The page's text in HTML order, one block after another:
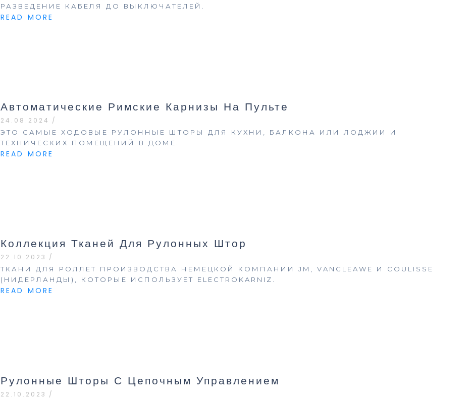
РАЗВЕДЕНИЕ КАБЕЛЯ ДО ВЫКЛЮЧАТЕЛЕЙ.
READ MORE
Автоматические Римские Карнизы На Пульте
24.08.2024 /
ЭТО САМЫЕ ХОДОВЫЕ РУЛОННЫЕ ШТОРЫ ДЛЯ КУХНИ, БАЛКОНА ИЛИ ЛОДЖИИ И
ТЕХНИЧЕСКИХ ПОМЕЩЕНИЙ В ДОМЕ.
READ MORE
Коллекция Тканей Для Рулонных Штор
22.10.2023 /
ТКАНИ ДЛЯ РОЛЛЕТ ПРОИЗВОДСТВА НЕМЕЦКОЙ КОМПАНИИ JM, VANCLEAWE И COULISSE
(НИДЕРЛАНДЫ), КОТОРЫЕ ИСПОЛЬЗУЕТ ELECTROKARNIZ.
READ MORE
Рулонные Шторы С Цепочным Управлением
22.10.2023 /